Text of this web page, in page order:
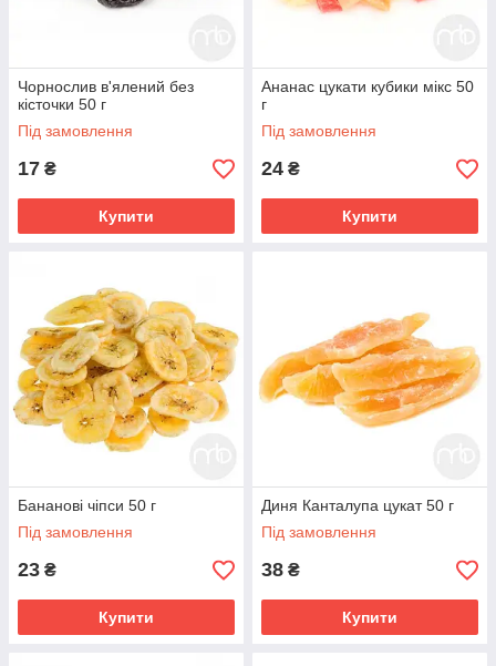
Чорнослив в'ялений без
кісточки 50 г
Під замовлення
17 ₴
Купити
Ананас цукати кубики мікс 50
г
Під замовлення
24 ₴
Купити
Бананові чіпси 50 г
Під замовлення
23 ₴
Купити
Диня Канталупа цукат 50 г
Під замовлення
38 ₴
Купити